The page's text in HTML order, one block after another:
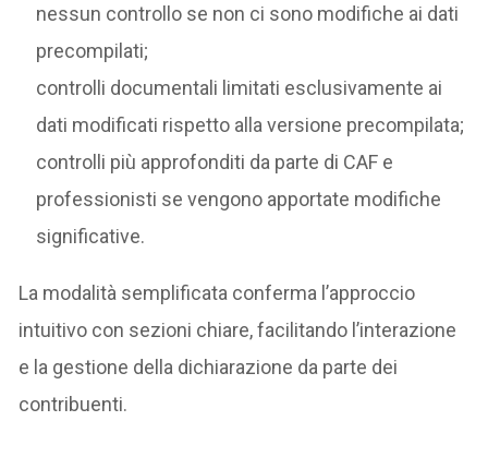
nessun controllo se non ci sono modifiche ai dati
precompilati;
controlli documentali limitati esclusivamente ai
dati modificati rispetto alla versione precompilata;
controlli più approfonditi da parte di CAF e
professionisti se vengono apportate modifiche
significative.
La modalità semplificata conferma l’approccio
intuitivo con sezioni chiare, facilitando l’interazione
e la gestione della dichiarazione da parte dei
contribuenti.